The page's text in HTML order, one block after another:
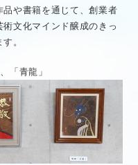
や書籍を通じて、創業者
文化マインド醸成のきっ
。
「青龍」